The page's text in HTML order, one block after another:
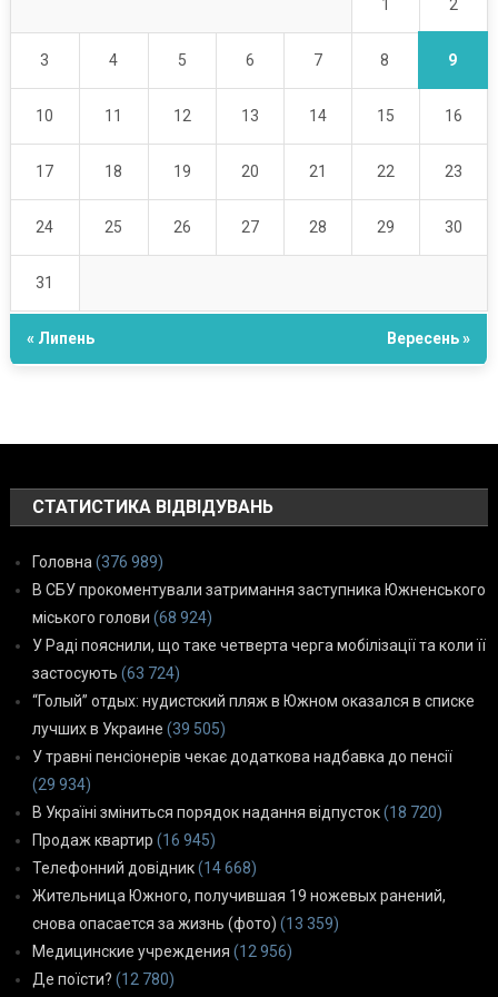
1 2
3 4 5 6 7 8 9
10 11 12 13 14 15 16
17 18 19 20 21 22 23
24 25 26 27 28 29 30
31
« Липень Вересень »
СТАТИСТИКА ВІДВІДУВАНЬ
Головна(376 989)
В СБУ прокоментували затримання заступника Южненського
міського голови (68 924)
У Раді пояснили, що таке четверта черга мобілізації та коли її
застосують (63 724)
“Голый” отдых: нудистский пляж в Южном оказался в списке
лучших в Украине (39 505)
У травні пенсіонерів чекає додаткова надбавка до пенсії
(29 934)
В Україні зміниться порядок надання відпусток(18 720)
Продаж квартир (16 945)
Телефонний довідник(14 668)
Жительница Южного, получившая 19 ножевых ранений,
снова опасается за жизнь (фото) (13 359)
Медицинские учреждения (12 956)
Де поїсти? (12 780)